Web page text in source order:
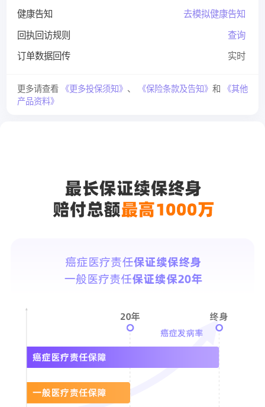
健康告知
去模拟健康告知
回执回访规则
查询
订单数据回传
实时
更多请查看 《更多投保须知》 、 《保险条款及告知》 和 《其他
产品资料》